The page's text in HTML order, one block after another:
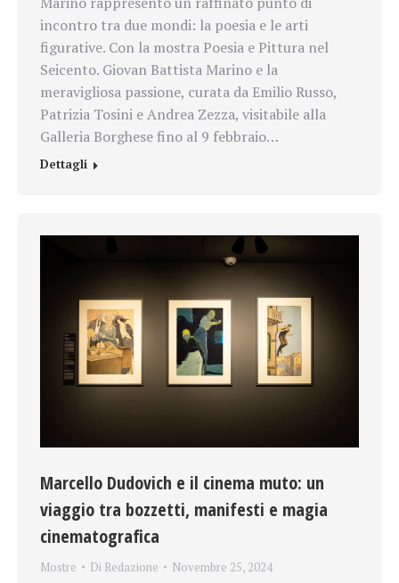
incontro tra due mondi: la poesia e le arti
figurative. Con la mostra Poesia e Pittura nel
Seicento. Giovan Battista Marino e la
meravigliosa passione, curata da Emilio Russo,
Patrizia Tosini e Andrea Zezza, visitabile alla
Galleria Borghese fino al 9 febbraio…
Dettagli
Marcello Dudovich e il cinema muto: un
viaggio tra bozzetti, manifesti e magia
cinematografica
Mostre Di Redazione Novembre 25, 2024